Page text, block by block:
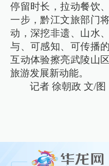
停留时长，拉动餐饮
一步，黔江文旅部门
动，深挖非遗、山水
与、可感知、可传播
互动体验擦亮武陵山
旅游发展新动能。
记者 徐朝政 文/图